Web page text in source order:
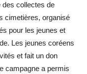
des collectes de
cimetières, organisé
pour les jeunes et
Les jeunes coréens
et fait un don
campagne a permis